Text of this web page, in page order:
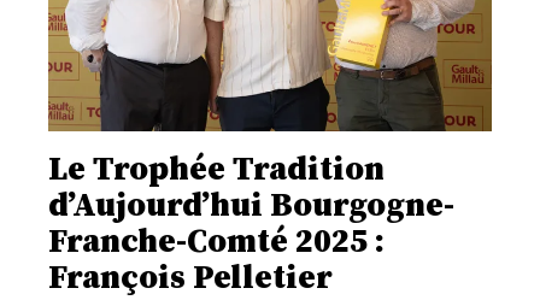
Le Trophée Tradition
d’Aujourd’hui Bourgogne-
Franche-Comté 2025 :
François Pelletier